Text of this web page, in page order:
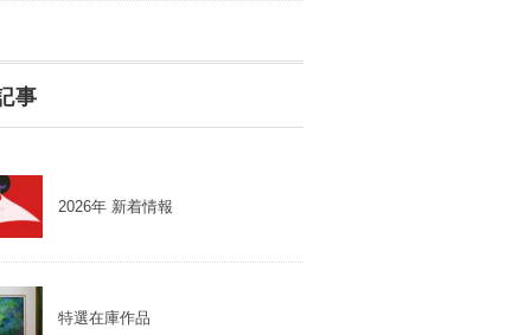
事
2026年 新着情報
特選在庫作品